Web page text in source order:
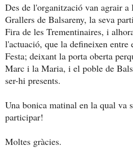
Des de l'organització van agrair
Grallers de Balsareny, la seva
Fira de les Trementinaires, i
l'actuació, que la defineixen entre
Festa; deixant la porta oberta
Marc i la Maria, i el poble de
ser-hi presents.
Una bonica matinal en la qual va
participar!
Moltes gràcies.